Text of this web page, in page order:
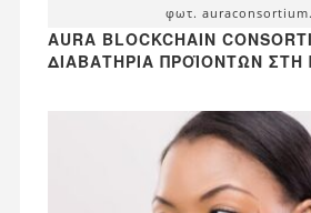
φωτ.
AURA BLOCKCHAIN
ΔΙΑΒΑΤΉΡΙΑ ΠΡΟΪΌΝΤΩΝ ΣΤΗ